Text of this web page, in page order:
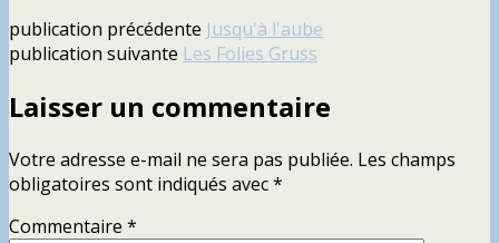
"Appel
à
–
TV"
publication précédente Jusqu'à l'aube
publication suivante Les Folies Gruss
Laisser un commentaire
Votre adresse e-mail ne sera pas publiée. Les champs
obligatoires sont indiqués avec*
Commentaire *